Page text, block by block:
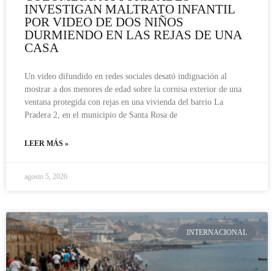
INVESTIGAN MALTRATO INFANTIL
POR VIDEO DE DOS NIÑOS
DURMIENDO EN LAS REJAS DE UNA
CASA
Un video difundido en redes sociales desató indignación al
mostrar a dos menores de edad sobre la cornisa exterior de una
ventana protegida con rejas en una vivienda del barrio La
Pradera 2, en el municipio de Santa Rosa de
LEER MÁS »
agosto 5, 2026
INTERNACIONAL